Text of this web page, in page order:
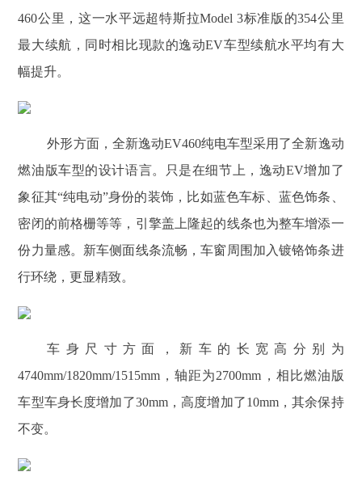
460公里，这一水平远超特斯拉Model 3标准版的354公里
最大续航，同时相比现款的逸动EV车型续航水平均有大
幅提升。
外形方面，全新逸动EV460纯电车型采用了全新逸动
燃油版车型的设计语言。只是在细节上，逸动EV增加了
象征其“纯电动”身份的装饰，比如蓝色车标、蓝色饰条、
密闭的前格栅等等，引擎盖上隆起的线条也为整车增添一
份力量感。新车侧面线条流畅，车窗周围加入镀铬饰条进
行环绕，更显精致。
车身尺寸方面，新车的长宽高分别为
4740mm/1820mm/1515mm，轴距为2700mm，相比燃油版
车型车身长度增加了30mm，高度增加了10mm，其余保持
不变。